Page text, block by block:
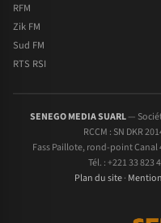
RFM
Zik FM
Sud FM
RTS RSI
SENEGO MEDIA SUARL—
RCCM : SN DKR
Fass Paillote, rond-point Canal
Tél. : +221 33 823
Plan du site·